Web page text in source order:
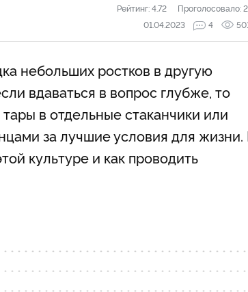
Рейтинг:4.72 Проголосовало:
01.04.2023
4
небольших ростков в другую
вдаваться в вопрос глубже, то
в отдельные стаканчики или
за лучшие условия для жизни.
культуре и как проводить